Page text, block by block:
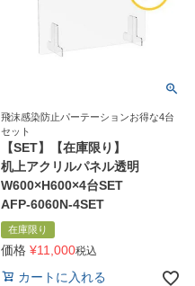
飛沫感染防止パーテーションお得な4台
セット
【SET】【在庫限り】
机上アクリルパネル透明
W600×H600×4台SET
AFP-6060N-4SET
在庫限り
価格 ¥11,000税込
カートに入れる